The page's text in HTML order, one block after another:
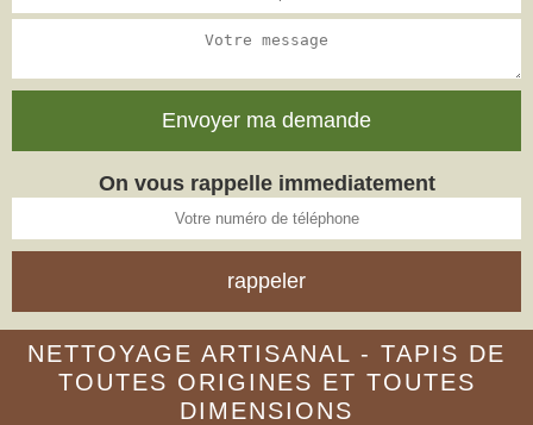
On vous rappelle immediatement
NETTOYAGE ARTISANAL - TAPIS DE
TOUTES ORIGINES ET TOUTES
DIMENSIONS